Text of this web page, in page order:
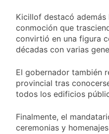
Kicillof destacó
conmoción que
convirtió en una figura
décadas con varias
El gobernador también
provincial tras
todos los edificios
Finalmente, el
ceremonias y